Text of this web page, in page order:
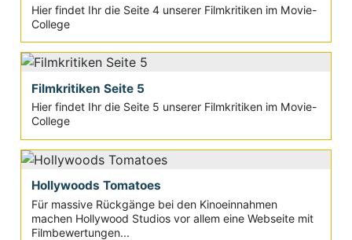
Hier findet Ihr die Seite 4 unserer Filmkritiken im Movie-
College
Filmkritiken Seite 5
Hier findet Ihr die Seite 5 unserer Filmkritiken im Movie-
College
Hollywoods Tomatoes
Für massive Rückgänge bei den Kinoeinnahmen
machen Hollywood Studios vor allem eine Webseite mit
Filmbewertungen...